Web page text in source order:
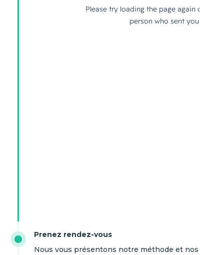
Prenez rendez-vous
Nous vous présentons notre méthode et nos